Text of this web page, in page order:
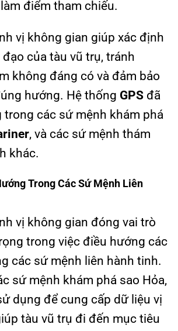
điểm tham chiếu.
vị không gian giúp xác định
của tàu vũ trụ, tránh
không đáng có và đảm bảo
hướng. Hệ thống GPS đã
các sứ mệnh khám phá
, và các sứ mệnh thám
khác.
Trong Các Sứ Mệnh Liên
vị không gian đóng vai trò
trong việc điều hướng các
các sứ mệnh liên hành tinh.
sứ mệnh khám phá sao Hỏa,
dụng để cung cấp dữ liệu vị
tàu vũ trụ đi đến mục tiêu